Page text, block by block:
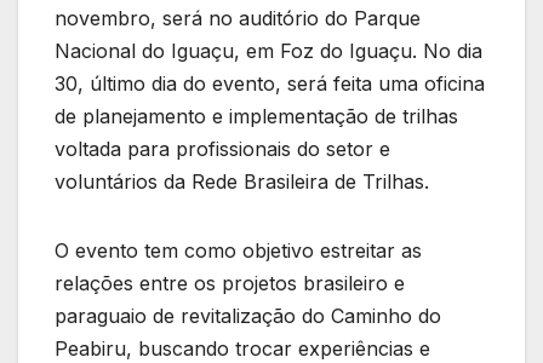
novembro, será no auditório do Parque
Nacional do Iguaçu, em Foz do Iguaçu. No dia
30, último dia do evento, será feita uma oficina
de planejamento e implementação de trilhas
voltada para profissionais do setor e
voluntários da Rede Brasileira de Trilhas.
O evento tem como objetivo estreitar as
relações entre os projetos brasileiro e
paraguaio de revitalização do Caminho do
Peabiru, buscando trocar experiências e